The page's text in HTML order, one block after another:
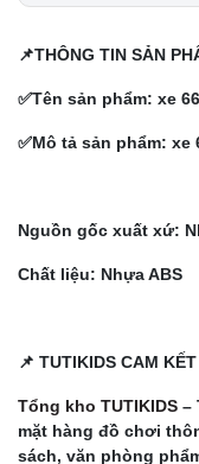
📌THÔNG TIN SẢN
✅Tên sản phẩm: xe
✅Mô tả sản phẩm: xe
Nguồn gốc xuất xứ:
Chất liệu: Nhựa ABS
📌 TUTIKIDS CAM KẾT
Tổng kho TUTIKIDS –
mặt hàng đồ chơi
sách, văn phòng